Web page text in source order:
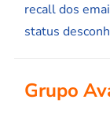
recall dos
status
Grupo